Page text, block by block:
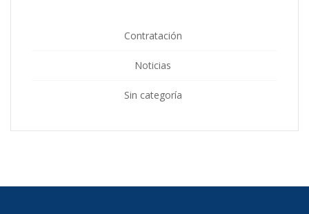
Contratación
Noticias
Sin categoría